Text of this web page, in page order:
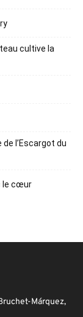
cultive la
l’Escargot du
le cœur
Márquez,